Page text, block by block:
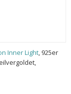
Inner Light, 925er